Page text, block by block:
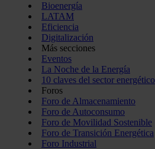
Bioenergía
LATAM
Eficiencia
Digitalización
Más secciones
Eventos
La Noche de la Energía
10 claves del sector energético
Foros
Foro de Almacenamiento
Foro de Autoconsumo
Foro de Movilidad Sostenible
Foro de Transición Energética
Foro Industrial